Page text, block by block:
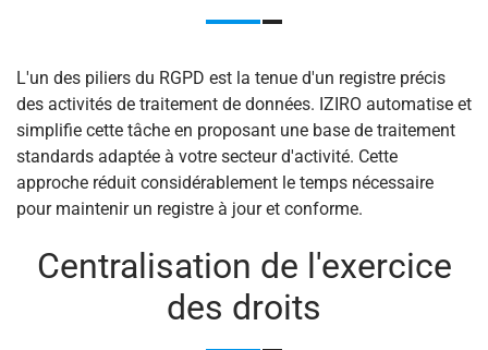
L'un des piliers du RGPD est la tenue d'un registre précis
des activités de traitement de données. IZIRO automatise et
simplifie cette tâche en proposant une base de traitement
standards adaptée à votre secteur d'activité. Cette
approche réduit considérablement le temps nécessaire
pour maintenir un registre à jour et conforme.
Centralisation de l'exercice
des droits